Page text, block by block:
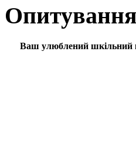
Опитування
Ваш улюблений шкільний